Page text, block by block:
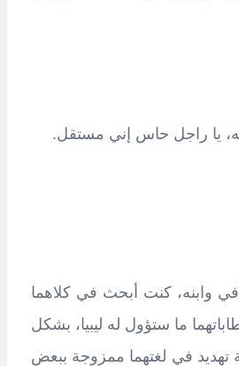
فيه، يا راجل حاس إني مستقل.
وابنه، كنت أبحث في كلاهما
ما ستؤول له ليبيا، بشكل
تهديد في لغتهما ممزوجة ببعض